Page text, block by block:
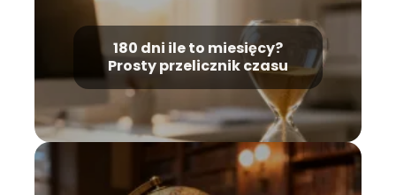
180 dni ile to miesięcy?
Prosty przelicznik czasu